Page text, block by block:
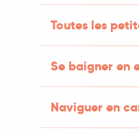
Toutes les
Se baigner en
Naviguer en